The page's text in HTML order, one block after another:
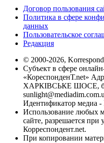
Договор пользования
Политика в сфере
данных
Пользовательское
Редакция
© 2000-2026,
Субъект в сфере
«КореспонденТ.net»
ХАРКІВСЬКЕ ШОСЕ,
Идентификатор медиа -
Использование любых
сайте, разрешается при
Корреспондент.net.
При копировании